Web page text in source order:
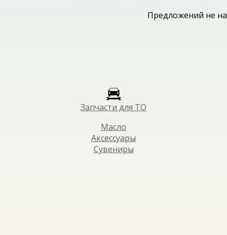
Предложений не
Запчасти для ТО
Масло
Аксессуары
Сувениры